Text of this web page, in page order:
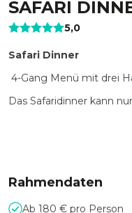
SAFARI
5,0
Safari Dinner
4-Gang Menü mit drei
Das Safaridinner kann
Rahmendaten
Ab 180 € pro Person